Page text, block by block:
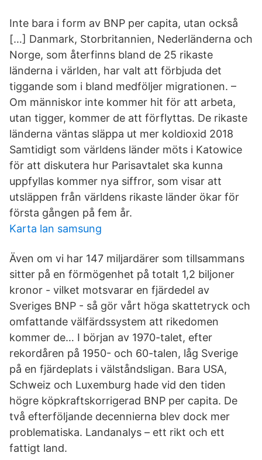
Inte bara i form av BNP per capita, utan också
[…] Danmark, Storbritannien, Nederländerna och
Norge, som återfinns bland de 25 rikaste
länderna i världen, har valt att förbjuda det
tiggande som i bland medföljer migrationen. –
Om människor inte kommer hit för att arbeta,
utan tigger, kommer de att förflyttas. De rikaste
länderna väntas släppa ut mer koldioxid 2018
Samtidigt som världens länder möts i Katowice
för att diskutera hur Parisavtalet ska kunna
uppfyllas kommer nya siffror, som visar att
utsläppen från världens rikaste länder ökar för
första gången på fem år.
Karta lan samsung
Även om vi har 147 miljardärer som tillsammans
sitter på en förmögenhet på totalt 1,2 biljoner
kronor - vilket motsvarar en fjärdedel av
Sveriges BNP - så gör vårt höga skattetryck och
omfattande välfärdssystem att rikedomen
kommer de… I början av 1970-talet, efter
rekordåren på 1950- och 60-talen, låg Sverige
på en fjärdeplats i välståndsligan. Bara USA,
Schweiz och Luxemburg hade vid den tiden
högre köpkraftskorrigerad BNP per capita. De
två efterföljande decennierna blev dock mer
problematiska. Landanalys – ett rikt och ett
fattigt land.